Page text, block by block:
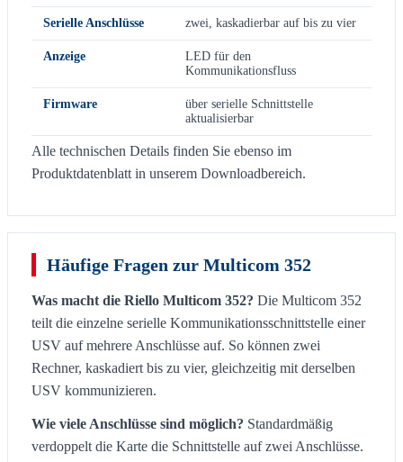
Serielle Anschlüsse zwei, kaskadierbar auf bis zu vier
Anzeige
LED für den
Kommunikationsfluss
Firmware
über serielle Schnittstelle
aktualisierbar
Alle technischen Details finden Sie ebenso im
Produktdatenblatt in unserem Downloadbereich.
Häufige Fragen zur Multicom 352
Was macht die Riello Multicom 352? Die Multicom 352
teilt die einzelne serielle Kommunikationsschnittstelle einer
USV auf mehrere Anschlüsse auf. So können zwei
Rechner, kaskadiert bis zu vier, gleichzeitig mit derselben
USV kommunizieren.
Wie viele Anschlüsse sind möglich? Standardmäßig
verdoppelt die Karte die Schnittstelle auf zwei Anschlüsse.